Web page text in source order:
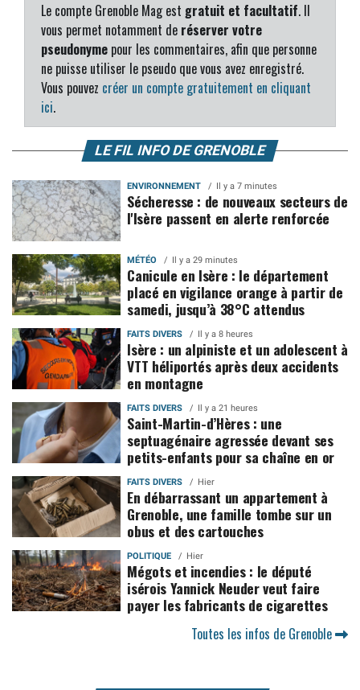
Le compte Grenoble Mag est gratuit et facultatif. Il
vous permet notamment de réserver votre
pseudonyme pour les commentaires, afin que personne
ne puisse utiliser le pseudo que vous avez enregistré.
Vous pouvez créer un compte gratuitement en cliquant
ici.
LE FIL INFO DE GRENOBLE
ENVIRONNEMENT Il y a 7 minutes
Sécheresse : de nouveaux secteurs de
l'Isère passent en alerte renforcée
MÉTÉO Il y a 29 minutes
Canicule en Isère : le département
placé en vigilance orange à partir de
samedi, jusqu’à 38°C attendus
FAITS DIVERS Il y a 8 heures
Isère : un alpiniste et un adolescent à
VTT héliportés après deux accidents
en montagne
FAITS DIVERS Il y a 21 heures
Saint-Martin-d’Hères : une
septuagénaire agressée devant ses
petits-enfants pour sa chaîne en or
FAITS DIVERS Hier
En débarrassant un appartement à
Grenoble, une famille tombe sur un
obus et des cartouches
POLITIQUE Hier
Mégots et incendies : le député
isérois Yannick Neuder veut faire
payer les fabricants de cigarettes
Toutes les infos de Grenoble